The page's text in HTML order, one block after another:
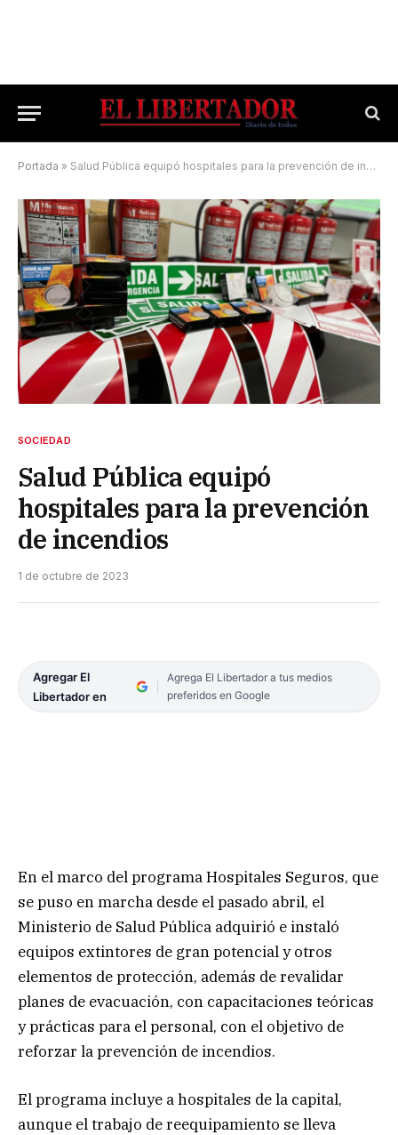
Portada » Salud Pública equipó hospitales para la prevención de incendios
SOCIEDAD
Salud Pública equipó
hospitales para la prevención
de incendios
1 de octubre de 2023
Agregar El
Libertador en
Agrega El Libertador a tus medios
preferidos en Google
En el marco del programa Hospitales Seguros, que
se puso en marcha desde el pasado abril, el
Ministerio de Salud Pública adquirió e instaló
equipos extintores de gran potencial y otros
elementos de protección, además de revalidar
planes de evacuación, con capacitaciones teóricas
y prácticas para el personal, con el objetivo de
reforzar la prevención de incendios.
El programa incluye a hospitales de la capital,
aunque el trabajo de reequipamiento se lleva